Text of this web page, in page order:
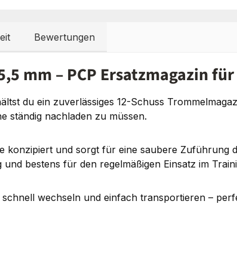
Bewertungen
mm – PCP Ersatzmagazin
du ein zuverlässiges 12-Schuss
ständig nachladen zu müssen.
konzipiert und sorgt für eine saubere Zuführung
bestens für den regelmäßigen Einsatz im
wechseln und einfach transportieren –